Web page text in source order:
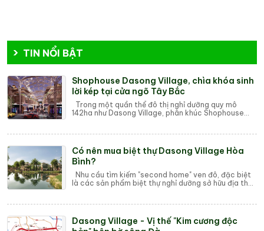
TIN NỔI BẬT
Shophouse Dasong Village, chìa khóa sinh
lời kép tại cửa ngõ Tây Bắc
Trong một quần thể đô thị nghỉ dưỡng quy mô
142ha như Dasong Village, phân khúc Shophouse
Có nên mua biệt thự Dasong Village Hòa
Bình?
Nhu cầu tìm kiếm "second home" ven đô, đặc biệt
là các sản phẩm biệt thự nghỉ dưỡng sở hữu địa thế
Dasong Village - Vị thế "Kim cương độc